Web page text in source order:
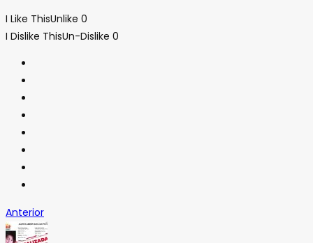
I Like ThisUnlike 0
I Dislike ThisUn-Dislike 0
Anterior